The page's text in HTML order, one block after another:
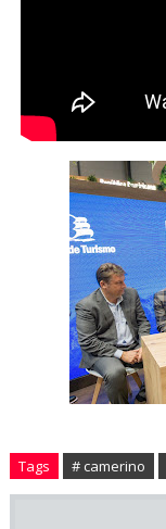
Tags # camerino